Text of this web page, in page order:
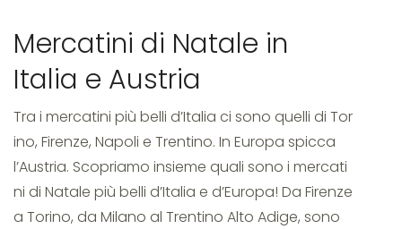
Natale
in
Mercatini di Natale in
Italia e Austria
Tra i mercatini più belli d’Italia ci sono quelli di Tor
ino, Firenze, Napoli e Trentino. In Europa spicca
l’Austria. Scopriamo insieme quali sono i mercati
ni di Natale più belli d’Italia e d’Europa! Da Firenze
a Torino, da Milano al Trentino Alto Adige, sono